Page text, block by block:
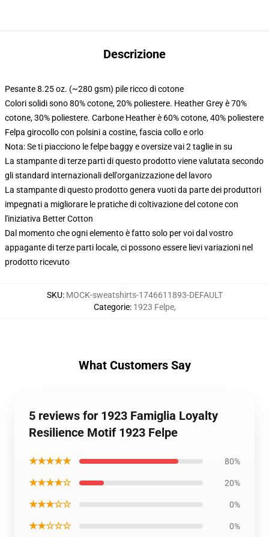
Descrizione
Pesante 8.25 oz. (~280 gsm) pile ricco di cotone
Colori solidi sono 80% cotone, 20% poliestere. Heather Grey è 70%
cotone, 30% poliestere. Carbone Heather è 60% cotone, 40% poliestere
Felpa girocollo con polsini a costine, fascia collo e orlo
Nota: Se ti piacciono le felpe baggy e oversize vai 2 taglie in su
La stampante di terze parti di questo prodotto viene valutata secondo
gli standard internazionali dell'organizzazione del lavoro
La stampante di questo prodotto genera vuoti da parte dei produttori
impegnati a migliorare le pratiche di coltivazione del cotone con
l'iniziativa Better Cotton
Dal momento che ogni elemento è fatto solo per voi dal vostro
appagante di terze parti locale, ci possono essere lievi variazioni nel
prodotto ricevuto
SKU: MOCK-sweatshirts-1746611893-DEFAULT
Categorie: 1923 Felpe,
What Customers Say
5 reviews for 1923 Famiglia Loyalty
Resilience Motif 1923 Felpe
★★★★★ 80%
★★★★☆ 20%
★★★☆☆ 0%
★★☆☆☆ 0%